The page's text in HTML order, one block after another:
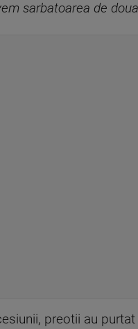
sarbatoarea de
preotii au